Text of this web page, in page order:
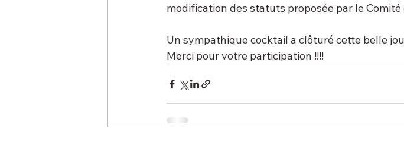
modification des statuts proposée par le Comité
Un sympathique cocktail a clôturé cette belle
Merci pour votre participation !!!!